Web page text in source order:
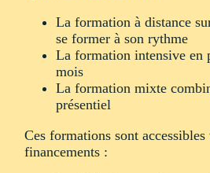
La formation à distance
se former à son rythme
La formation intensive en
mois
La formation mixte
présentiel
Ces formations sont
financements :